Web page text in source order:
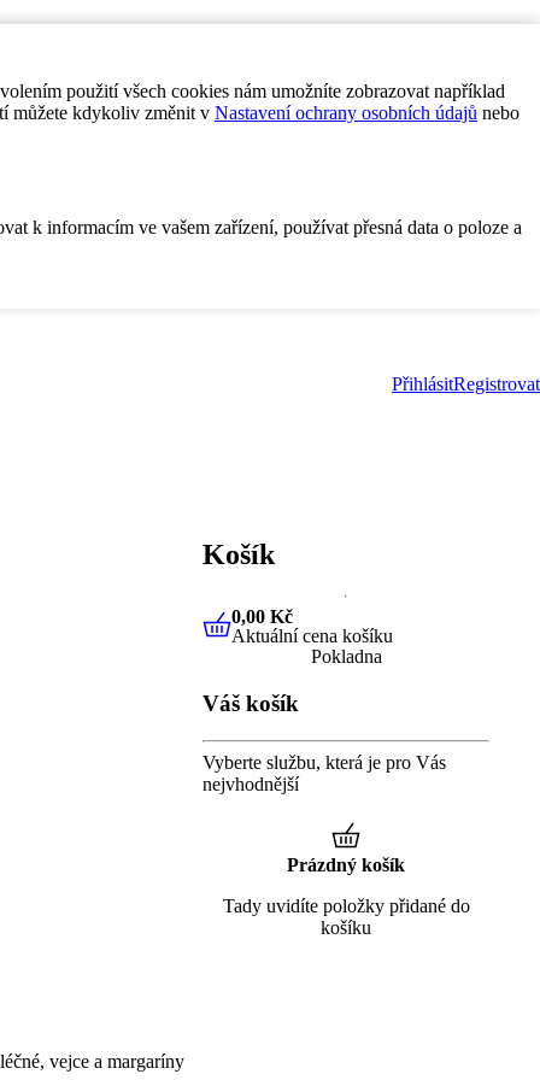
použití všech cookies nám umožníte zobrazovat například
můžete kdykoliv změnit v Nastavení ochrany osobních údajů nebo
k informacím ve vašem zařízení, používat přesná data o poloze a
PřihlásitRegistrovat
vejce a margaríny
Košík
0,00 KčAktuální cena košíku
0,00 Kč
Aktuální cena košíku
Pokladna
Váš košík
Vyberte službu, která je pro Vás
nejvhodnější
Prázdný košík
Tady uvidíte položky přidané do
košíku